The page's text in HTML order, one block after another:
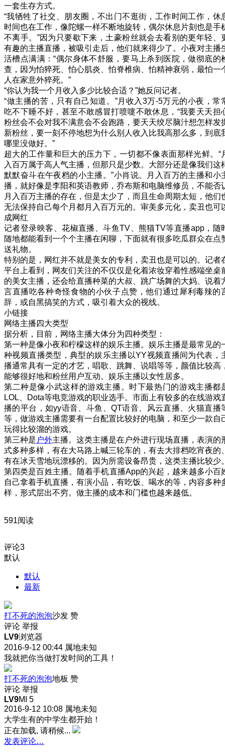
一套生存方式。
“我牺牲了社交、朋友圈，不出门不逛街，工作时间工作，休
时间也在工作，像陀螺一样不断地旋转，偶尔休息片刻也是手
不离手。”因为只要歇下来，土豪粉丝就会去看别的更年轻、
有趣的主播直播，被吸引走后，他们就来得少了。小夜对主播
活槽点满满：“偶尔身体不舒服，要马上杀到医院，做彻底的
查，因为怕猝死、怕心肌炎、怕脊椎病、怕精神衰弱，最怕一
人在家意外猝死。”
“你认为我一个月收入多少比较合适？”她反问记者。
“做主播的苦，只有自己知道。”月收入3万-5万元的小夜，常
吃不下睡不好，甚至不敢感冒打喷嚏不敢休息，“我要天天担
粉丝会不会对我不满意会不会跑路，要天天绞尽脑汁想怎样发
新粉丝，要一刻不停地想为什么别人收入比我高那么多，到底
哪里没做好。”
超大的工作量和巨大的压力下，一切都不像表面那样光鲜。“
入百万属于高人气主播，但那只是少数。大部分还是像我们这
默默奋斗在午夜档的小主播。”小肖说。月入百万的主播和小
播，就好像是李阳和英语教师，乔布斯和电脑维修员，不能否
月入百万主播的存在，但是太少了，而且生命周期太短，他们
无法保持自己每个月都月入百万元的。审美多元化，卖丑也可
成网红
记者登录映客、花椒直播、斗鱼TV、熊猫TV等直播app，随
随地都能看到一个个主播在闲聊，下面就有很多吃瓜群众在点
送礼物。
特别的是，网红并不就是美女的专利，卖丑也是可以的。记者
平台上看到，网友们关注的不仅仅是化着浓妆穿着性感端坐桌
的美女主播，还会给直播种菜的大叔、跳广场舞的大妈、说着
言直播吃各种奇怪食物的小伙子点赞，他们通过犀利毒辣的
辞，或自黑搞笑的方式，吸引着大众的视线。
小链接
网络主播四大类型
据分析，目前，网络主播大体分为四种类型：
第一种是像小夜和柠檬这样的娱乐主播。娱乐主播是最常见的
种视频直播类型，典型的娱乐主播以YY视频直播间为代表，
播通常具有一定的才艺，唱歌、跳舞、说唱等等，颜值比较高
能够很好地和粉丝用户互动。娱乐主播以女性居多。
第二种是像小武这样的游戏主播。时下最热门的游戏主播都
LOL、Dota等电竞游戏的职业选手。市面上有较多的在线游戏
播的平台，如yy语音、斗鱼、QT语音、风云直播、火猫直播
等，做游戏主播需要有一台配置比较好的电脑，和至少一款自
玩得比较溜的游戏。
第三种是 户外主播。这类主播是在户外进行现场直播，表演的
式多种多样，有在大马路上喊三轮车的，有去大排档吃宵夜的
有在冰天雪地玩漂移的。因为所需设备昂贵，这类主播比较少
第四类是百姓主播。随着手机直播App的兴起，越来越多小百
自己拿着手机直播，有演小品，有吃饭、喝水的等，内容多种
样，形式层出不穷。做主播的成本和门槛也越来越低。
591阅读
评论3
默认
默认
最新
打不死的泡泡沙发 赞
评论 举报
LV9浏览器
2016-9-12 00:44 属地未知
我就把你当做打发时间的工具！
打不死的泡泡地板 赞
评论 举报
LV9MI 5
2016-9-12 10:08 属地未知
大学生有的中学生都开始！
正在加载, 请稍候...
发表评论…